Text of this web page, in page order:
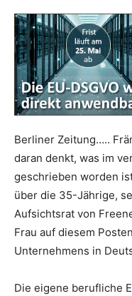
Berliner Zeitung…..
daran denkt, was im
geschrieben worden
über die 35-Jährige,
Aufsichtsrat von
Frau auf diesem
Unternehmens in
Die eigene berufliche